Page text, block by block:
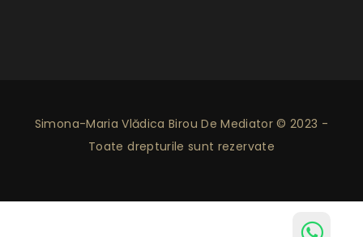
Simona-Maria Vlădica Birou De Mediator © 2023 -
Toate drepturile sunt rezervate